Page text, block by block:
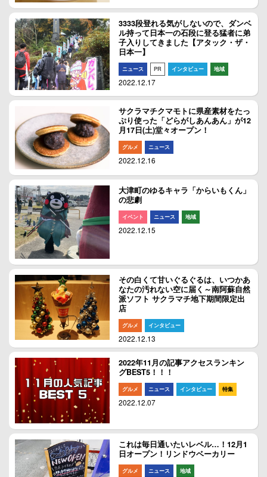
3333段登れる気がしないので、ダンベ
ル持って日本一の石段に登る猛者に弟
子入りしてきました【アタック・ザ・
日本一】
ニュース PR インタビュー 地域
2022.12.17
サクラマチクマモトに県産素材をたっ
ぷり使った「どらがしあんあん」が12
月17日(土)堂々オープン！
グルメ ニュース
2022.12.16
大津町のゆるキャラ「からいもくん」
の悲劇
イベント ニュース 地域
2022.12.15
その白くて甘いぐるぐるは、いつかあ
なたの汚れない空に届く～南阿蘇自然
派ソフト サクラマチ地下期間限定出
店
グルメ インタビュー
2022.12.13
2022年11月の記事アクセスランキン
グBEST5！！！
グルメ ニュース インタビュー 特集
2022.12.07
これは毎日通いたいレベル…！12月1
日オープン！リンドウベーカリー
グルメ ニュース 地域